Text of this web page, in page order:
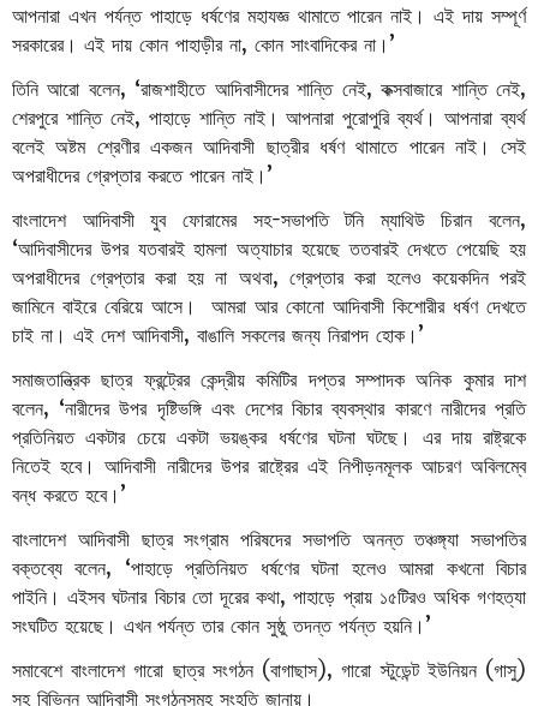
আপনারা এখন পর্যন্ত পাহাড়ে ধর্ষণের মহাযজ্ঞ থামাতে পারেন নাই। এই দায় সম্পূর্ণ
সরকারের। এই দায় কোন পাহাড়ীর না, কোন সাংবাদিকের না। ’
তিনি আরো বলেন, ‘রাজশাহীতে আদিবাসীদের শান্তি নেই,কক্সবাজারে শান্তি নেই,
শেরপুরে শান্তি নেই, পাহাড়ে শান্তি নাই। আপনারা পুরোপুরি ব্যর্থ। আপনারা ব্যর্থ
বলেই অষ্টম শ্রেণীর একজন আদিবাসী ছাত্রীর ধর্ষণ থামাতে পারেন নাই।
সেই
অপরাধীদের গ্রেপ্তার করতে পারেন নাই। ’
বাংলাদেশ
আদিবাসী যুব ফোরামের সহ-সভাপতি টনি ম্যাথিউ চিরান বলেন,
‘আদিবাসীদের উপর যতবারই হামলা অত্যাচার হয়েছে ততবারই দেখতে পেয়েছি হয়
অপরাধীদের গ্রেপ্তার করা হয় না অথবা, গ্রেপ্তার করা হলেও কয়েকদিন পরই
জামিনে বাইরে বেরিয়ে আসে। আমরা আর কোনো আদিবাসী কিশোরীর ধর্ষণ দেখতে
চাই না। এই দেশ আদিবাসী, বাঙালি সকলের জন্য নিরাপদ হোক। ’
সমাজতান্ত্রিক ছাত্র ফ্রন্ট্রের কেন্দ্রীয় কমিটির দপ্তর সম্পাদক অনিক কুমার দাশ
বলেন, ‘নারীদের উপর দৃষ্টিভঙ্গি এবং দেশের বিচার ব্যবস্থার কারণে নারীদের প্রতি
প্রতিনিয়ত একটার চেয়ে একটা ভয়ঙ্কর ধর্ষণের ঘটনা ঘটছে। এর দায় রাষ্ট্রকে
নিতেই হবে। আদিবাসী নারীদের উপর রাষ্ট্রের এই নিপীড়নমূলক আচরণ অবিলম্বে
বন্ধ করতে হবে। ’
বাংলাদেশ আদিবাসী ছাত্র সংগ্রাম পরিষদের সভাপতি অনন্ত তঞ্চঙ্গ্যা সভাপতির
বক্তব্যে বলেন, ‘পাহাড়ে প্রতিনিয়ত ধর্ষণের ঘটনা হলেও আমরা কখনো বিচার
পাইনি। এইসব ঘটনার বিচার তো দূরের কথা,পাহাড়ে প্রায় ১৫টিরও অধিক গণহত্যা
সংঘটিত হয়েছে। এখন পর্যন্ত তার কোন সুষ্ঠু তদন্ত পর্যন্ত হয়নি। ’
সমাবেশে বাংলাদেশ গারো ছাত্র সংগঠন(বাগাছাস),গারো স্টুডেন্ট ইউনিয়ন(গাসু)
সহ বিভিন্ন আদিবাসী সংগঠনসমূহ সংহতি জানায়।